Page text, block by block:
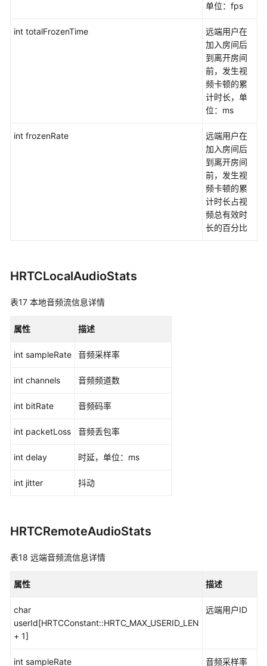
单位：fps
int totalFrozenTime
远端用户在
加入房间后
到离开房间
前，发生视
频卡顿的累
计时长，单
位：ms
int frozenRate
远端用户在
加入房间后
到离开房间
前，发生视
频卡顿的累
计时长占视
频总有效时
长的百分比
HRTCLocalAudioStats
表17 本地音频流信息详情
属性 描述
int sampleRate 音频采样率
int channels 音频频道数
int bitRate 音频码率
int packetLoss 音频丢包率
int delay 时延，单位：ms
int jitter 抖动
HRTCRemoteAudioStats
表18 远端音频流信息详情
属性 描述
char
userId[HRTCConstant::HRTC_MAX_USERID_LEN
+ 1]
远端用户ID
int sampleRate 音频采样率